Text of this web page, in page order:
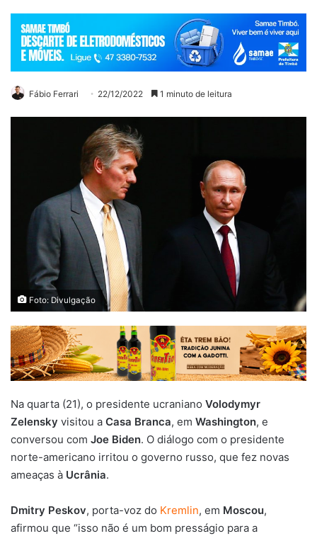
Fábio Ferrari 22/12/2022 1 minuto de leitura
Foto: Divulgação
Na quarta (21), o presidente ucraniano Volodymyr
Zelensky visitou a Casa Branca, em Washington, e
conversou com Joe Biden. O diálogo com o presidente
norte-americano irritou o governo russo, que fez novas
ameaças à Ucrânia.
Dmitry Peskov, porta-voz do Kremlin, em Moscou,
afirmou que “isso não é um bom presságio para a